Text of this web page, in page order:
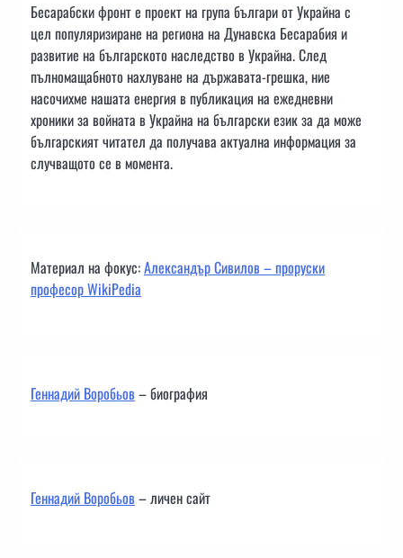
Бесарабски фронт е проект на група българи от Украйна с
цел популяризиране на региона на Дунавска Бесарабия и
развитие на българското наследство в Украйна. След
пълномащабното нахлуване на държавата-грешка, ние
насочихме нашата енергия в публикация на ежедневни
хроники за войната в Украйна на български език за да може
българският читател да получава актуална информация за
случващото се в момента.
Материал на фокус:Александър Сивилов – проруски
професор WikiPedia
Геннадий Воробьов– биография
Геннадий Воробьов– личен сайт